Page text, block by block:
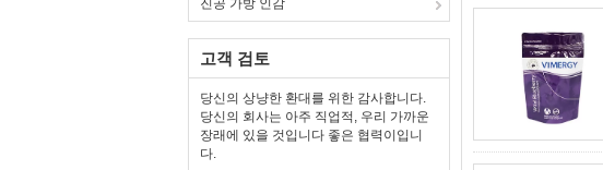
진공 가방 인감
고객 검토
당신의 상냥한 환대를 위한 감사합니다.
당신의 회사는 아주 직업적, 우리 가까운
장래에 있을 것입니다 좋은 협력이입니
다.